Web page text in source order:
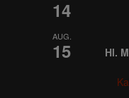
14
AUG.
15 Hl.